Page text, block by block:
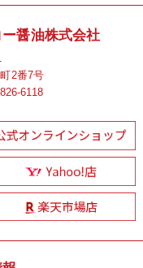
醤油株式会社
2番7号
6118